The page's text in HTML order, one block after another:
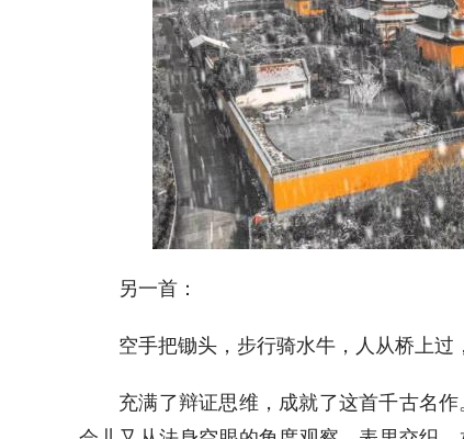
另一首：
空手把锄头，步行骑水牛，人从桥上过
充满了辩证思维，成就了这首千古名